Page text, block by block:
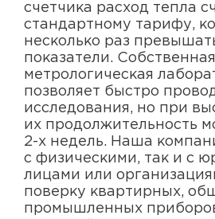
счетчика расход тепла
стандартному тарифу,
несколько раз
показатели. Собственная
метрологическая
позволяет быстро
исследования, но при
их продолжительность
2-х недель. Наша
с физическими, так и с
лицами или
поверку квартирных,
промышленных